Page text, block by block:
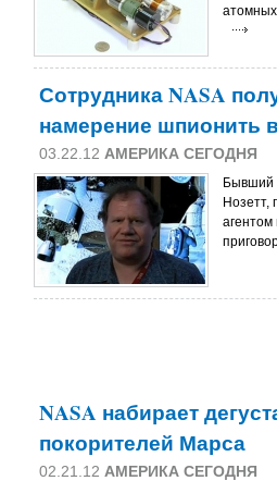
атомных
Сотрудника NASA
намерение шпионить
03.22.12 АМЕРИКА СЕГОДНЯ
Бывший
Нозетт,
агентом
NASA набирает
покорителей Марса
02.21.12 АМЕРИКА СЕГОДНЯ